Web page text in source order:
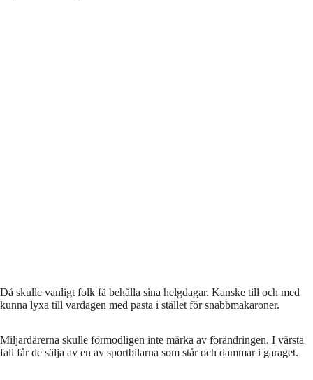
Då skulle vanligt folk få behålla sina helgdagar. Kanske till och med
kunna lyxa till vardagen med pasta i stället för snabbmakaroner.
Miljardärerna skulle förmodligen inte märka av förändringen. I värsta
fall får de sälja av en av sportbilarna som står och dammar i garaget.